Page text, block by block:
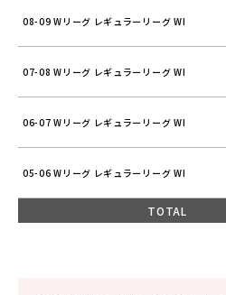
08-09 Wリーグ レギュラーリーグ WI
07-08 Wリーグ レギュラーリーグ WI
06-07 Wリーグ レギュラーリーグ WI
05-06 Wリーグ レギュラーリーグ WI
TOTAL